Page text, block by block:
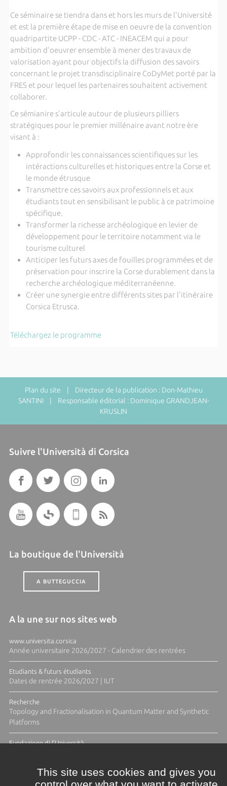
Ce séminaire se tiendra dans et hors les murs de l'Université
et est la première étape de mise en oeuvre de la convention
quadripartite UCPP - CDC - ATC - INEACEM qui a pour
ambition d'oeuvrer ensemble à mener des travaux de
valorisation ayant pour objectifs la diffusion des savoirs
concernant le projet transdisciplinaire CoDyMet porté par la
FRES et pour lequel les partenaires souhaitent activement
collaborer.
Ce sémianire s'articule autour de plusieurs pilliers
stratégiques pour le premier millénaire avant notre ère
visant à :
Approfondir les connaissances scientifiques sur les
intéractions culturelles et historiques entre la Corse et
le monde étrusque
Transmettre ces savoirs aux professionnels et aux
étudiants tout en sensibilisant le public à ce patrimoine
spécifique.
Transformer la richesse archéologique en levier de
développement pour le territoire notamment via le
tourisme culturel
Anticiper les futurs axes de fouilles programmées et de
préservation pour inscrire la Corse durablement dans la
recherche archéologique méditerranéenne.
Créer une synergie entre différents sites par l'itinéraire
Corsica Etrusca.
Téléchargez le programme
Plan du site | Directeur de la publication : Don-Mathieu
SANTINI | Responsable éditorial : Dominique GRANDJEAN-
KRUSLIN
Suivre l'Università di Corsica
La boutique de l'Università
A BUTTEGUCCIA
A la une sur nos sites web
www.universita.corsica
Année universitaire 2026/2027 - Calendrier des rentrées
Etudiants & futurs étudiants
Dates de rentrée 2026/2027 | IUT
Recherche
Topology and Fractionalisation in Quantum Matter and Synthetic
Platforms
Fundazione di l'Università
This site uses cookies and gives you